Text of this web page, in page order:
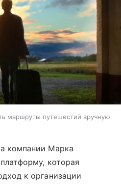
маршруты путешестий вручную
компании Марка
платформу, которая
к организации